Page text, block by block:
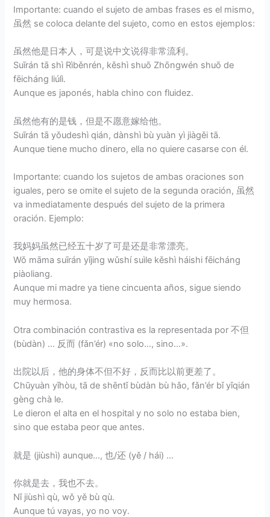
Importante: cuando el sujeto de ambas frases es el mismo,
虽然 se coloca delante del sujeto, como en estos ejemplos:
虽然他是日本人，可是说中文说得非常流利。
Suīrán tā shì Rìběnrén, kěshì shuō Zhōngwén shuō de
fēicháng liúlì.
Aunque es japonés, habla chino con fluidez.
虽然他有的是钱，但是不愿意嫁给他。
Suīrán tā yǒudeshì qián, dànshì bù yuàn yì jiàgěi tā.
Aunque tiene mucho dinero, ella no quiere casarse con él.
Importante: cuando los sujetos de ambas oraciones son
iguales, pero se omite el sujeto de la segunda oración, 虽然
va inmediatamente después del sujeto de la primera
oración. Ejemplo:
我妈妈虽然已经五十岁了可是还是非常漂亮。
Wǒ māma suīrán yǐjing wǔshí suìle kěshì háishi fēicháng
piàoliang.
Aunque mi madre ya tiene cincuenta años, sigue siendo
muy hermosa.
Otra combinación contrastiva es la representada por 不但
(bùdàn) … 反而 (fǎn’ér) «no solo…, sino…».
出院以后，他的身体不但不好，反而比以前更差了。
Chūyuàn yǐhòu, tā de shēntǐ bùdàn bù hǎo, fǎn’ér bǐ yǐqián
gèng chà le.
Le dieron el alta en el hospital y no solo no estaba bien,
sino que estaba peor que antes.
就是 (jiùshì) aunque…, 也/还 (yě / hái) …
你就是去，我也不去。
Nǐ jiùshì qù, wǒ yě bù qù.
Aunque tú vayas, yo no voy.